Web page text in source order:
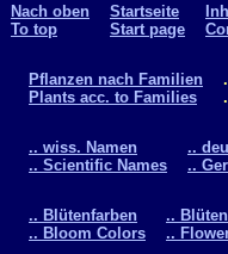
Nach oben
To top
Startseite
Start page
Pflanzen nach Familien
Plants acc. to Families
.. wiss. Namen
.. Scientific Names
..
..
.. Blütenfarben
.. Bloom Colors
..
..